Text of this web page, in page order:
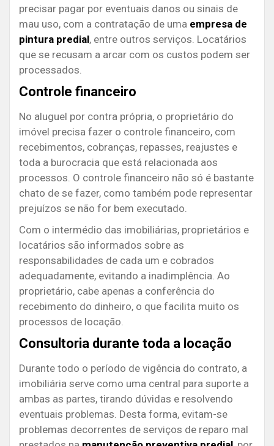
precisar pagar por eventuais danos ou sinais de
mau uso, com a contratação de uma empresa de
pintura predial, entre outros serviços. Locatários
que se recusam a arcar com os custos podem ser
processados.
Controle financeiro
No aluguel por contra própria, o proprietário do
imóvel precisa fazer o controle financeiro, com
recebimentos, cobranças, repasses, reajustes e
toda a burocracia que está relacionada aos
processos. O controle financeiro não só é bastante
chato de se fazer, como também pode representar
prejuízos se não for bem executado.
Com o intermédio das imobiliárias, proprietários e
locatários são informados sobre as
responsabilidades de cada um e cobrados
adequadamente, evitando a inadimplência. Ao
proprietário, cabe apenas a conferência do
recebimento do dinheiro, o que facilita muito os
processos de locação.
Consultoria durante toda a locação
Durante todo o período de vigência do contrato, a
imobiliária serve como uma central para suporte a
ambas as partes, tirando dúvidas e resolvendo
eventuais problemas. Desta forma, evitam-se
problemas decorrentes de serviços de reparo mal